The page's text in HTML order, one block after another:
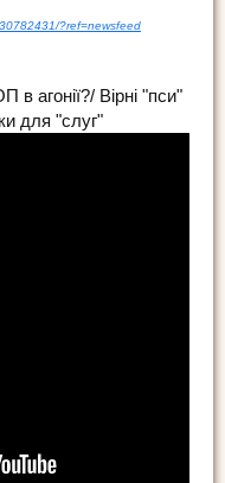
?ref=newsfeed
в агонії?/ Вірні "пси"
для "слуг"